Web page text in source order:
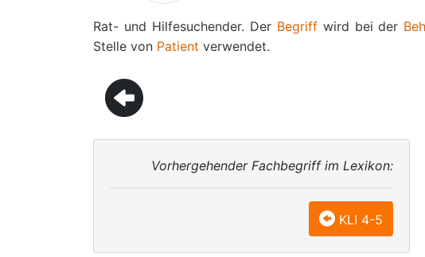
Rat- und Hilfesuchender. Der Begriffwird bei der
Stelle von Patient verwendet.
Vorhergehender Fachbegriff im Lexikon:
KLI 4-5